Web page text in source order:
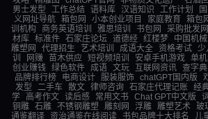
男士发型
工作总结 语料库 汉语知识 工作计划
义网址导航 箱包网 小本创业项目 家庭教育 箱包
训机构
商务英语培训 雅思培训 书包网 采购批发网
材库
标准件 石家庄论坛 道德经 红楼梦 中国机械
雕塑网
代理招生 艺术培训 成语大全 资格考试 少
训
网赚 苗木供应 短视频培训 安卓手机游戏 单
创业赚钱
绿色软件 成语 文玩 互联网资讯 查字典
品牌排行榜
电商设计 服装服饰 chatGPT国内版
发型
二手车 散文 律师咨询 石家庄代理记账 经
学 高考作文 读后感 常用文书 Chat GPT中文版
铜雕 石雕 不锈钢雕塑 雕刻网 浮雕 雕塑艺术 玻
通鉴翻译
资治通鉴在线阅读 书包品牌十大排名 儿